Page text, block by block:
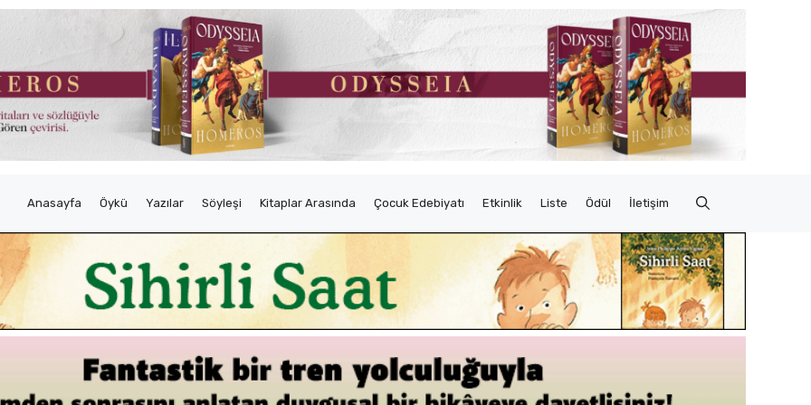
Anasayfa Öykü Yazılar Söyleşi Kitaplar Arasında Çocuk Edebiyatı Etkinlik Liste Ödül İletişim